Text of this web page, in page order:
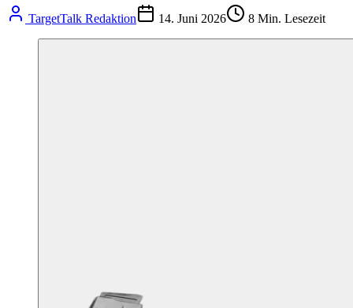
TargetTalk Redaktion 14. Juni 2026 8 Min. Lesezeit